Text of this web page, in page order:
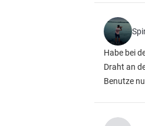
Habe bei
Draht an
Benutze